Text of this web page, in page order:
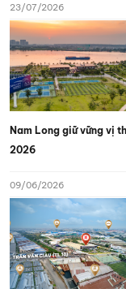
23/07/2026
Nam Long giữ vững vị
2026
09/06/2026